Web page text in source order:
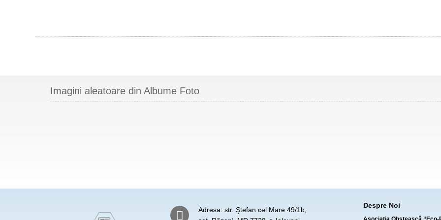
Imagini aleatoare din Albume Foto
Adresa: str. Ştefan cel Mare 49/1b,
Despre Noi